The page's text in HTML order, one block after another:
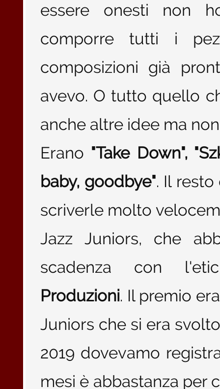
essere onesti non
comporre tutti i
composizioni già
avevo. O tutto quello
anche altre idee ma
Erano "Take Down",
baby, goodbye". Il
scriverle molto
Jazz Juniors, che
scadenza con
Produzioni. Il premio
Juniors che si era
2019 dovevamo
mesi è abbastanza per